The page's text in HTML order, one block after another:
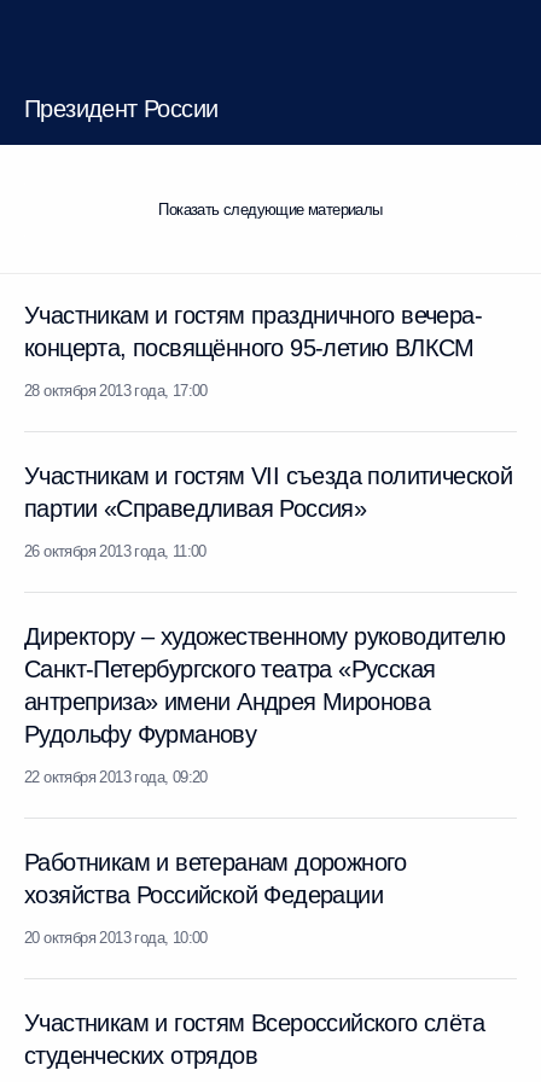
Телеграммы
Показать следующие материалы
Участникам и гостям праздничного вечера-
концерта, посвящённого 95-летию ВЛКСМ
28 октября 2013 года, 17:00
Участникам и гостям VII съезда
политической партии «Справедливая
Россия»
Директору – художественному
руководителю Санкт-Петербургского
театра «Русская антреприза» имени
Андрея Миронова Рудольфу Фурманову
Работникам и ветеранам дорожного
хозяйства Российской Федерации
Участникам и гостям Всероссийского слёта